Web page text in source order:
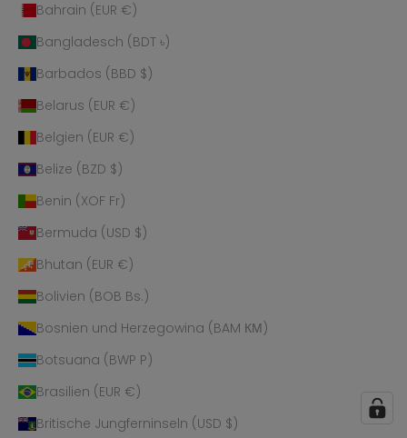
Bahrain (EUR €)
Bangladesch (BDT ৳)
Barbados (BBD $)
Belarus (EUR €)
Belgien (EUR €)
Belize (BZD $)
Benin (XOF Fr)
Bermuda (USD $)
Bhutan (EUR €)
Bolivien (BOB Bs.)
Bosnien und Herzegowina (BAM КМ)
Botsuana (BWP P)
Brasilien (EUR €)
Britische Jungferninseln (USD $)